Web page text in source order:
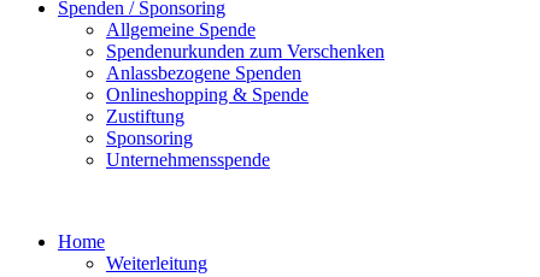
Spenden / Sponsoring
Allgemeine Spende
Spendenurkunden zum Verschenken
Anlassbezogene Spenden
Onlineshopping & Spende
Zustiftung
Sponsoring
Unternehmensspende
Home
Weiterleitung